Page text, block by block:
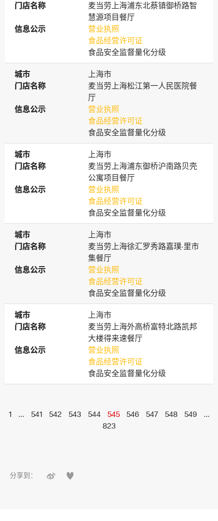
门店名称
门店名称
麦当劳上海浦东北蔡镇御桥路智
慧源项目餐厅
信息公示
信息公示
营业执照
食品经营许可证
食品安全监督量化分级
城市
城市
上海市
门店名称
门店名称
麦当劳上海松江第一人民医院餐
厅
信息公示
信息公示
营业执照
食品经营许可证
食品安全监督量化分级
城市
城市
上海市
门店名称
门店名称
麦当劳上海浦东御桥沪南路贝壳
公寓项目餐厅
信息公示
信息公示
营业执照
食品经营许可证
食品安全监督量化分级
城市
城市
上海市
门店名称
门店名称
麦当劳上海徐汇罗秀路嘉璞·里市
集餐厅
信息公示
信息公示
营业执照
食品经营许可证
食品安全监督量化分级
城市
城市
上海市
门店名称
门店名称
麦当劳上海外高桥富特北路凯邦
大楼得来速餐厅
信息公示
信息公示
营业执照
食品经营许可证
食品安全监督量化分级
1 ... 541 542 543 544 545 546 547 548 549
...
823
分享到：  